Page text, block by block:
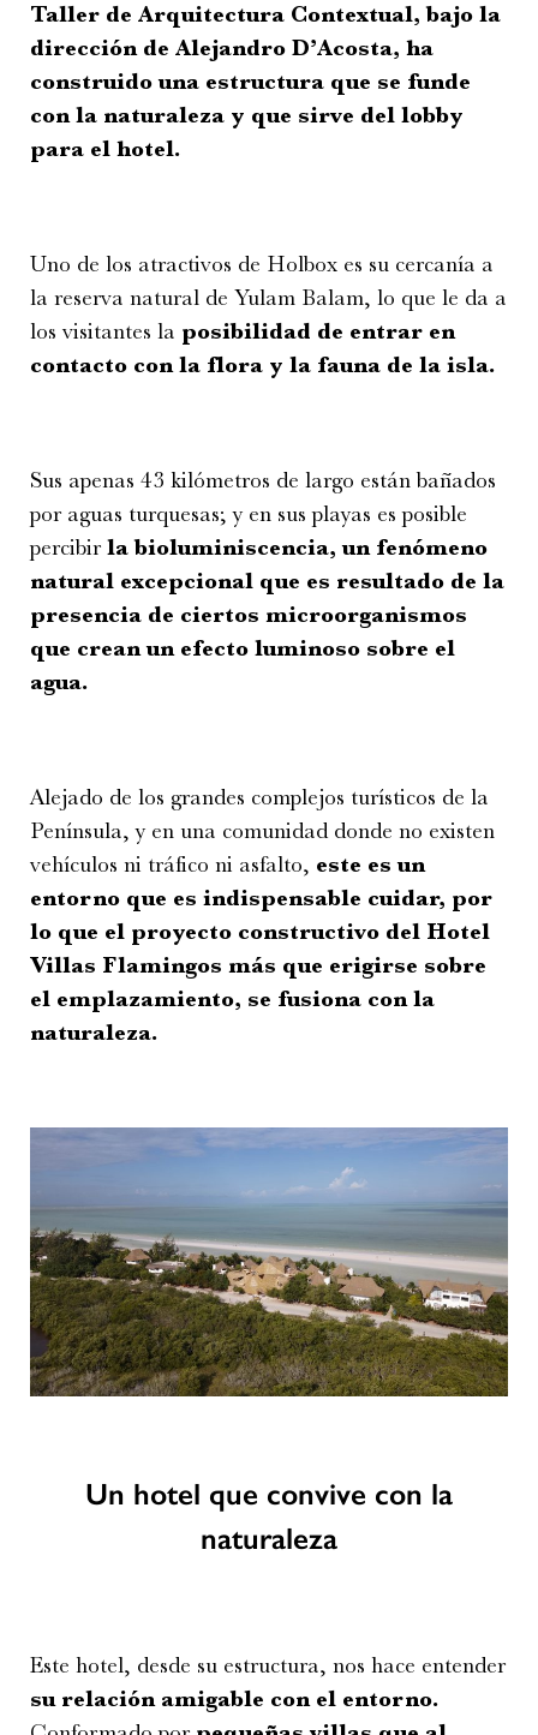
Taller de Arquitectura Contextual, bajo la
dirección de Alejandro D’Acosta, ha
construido una estructura que se funde
con la naturaleza y que sirve del lobby
para el hotel.
Uno de los atractivos de Holbox es su cercanía a
la reserva natural de Yulam Balam, lo que le da a
los visitantes la posibilidad de entrar en
contacto con la flora y la fauna de la isla.
Sus apenas 43 kilómetros de largo están bañados
por aguas turquesas; y en sus playas es posible
percibir la bioluminiscencia, un fenómeno
natural excepcional que es resultado de la
presencia de ciertos microorganismos
que crean un efecto luminoso sobre el
agua.
Alejado de los grandes complejos turísticos de la
Península, y en una comunidad donde no existen
vehículos ni tráfico ni asfalto, este es un
entorno que es indispensable cuidar, por
lo que el proyecto constructivo del Hotel
Villas Flamingos más que erigirse sobre
el emplazamiento, se fusiona con la
naturaleza.
Un hotel que convive con la
naturaleza
Este hotel, desde su estructura, nos hace entender
su relación amigable con el entorno.